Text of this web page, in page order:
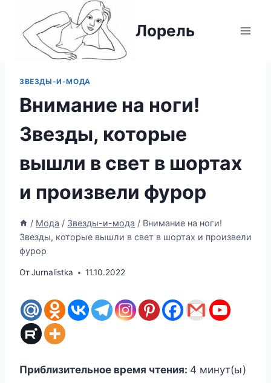
содержимому
Лорель
ЗВЕЗДЫ-И-МОДА
Внимание на ноги!
Звезды, которые
вышли в свет в шортах
и произвели фурор
/ Мода / Звезды-и-мода / Внимание на ноги!
Звезды, которые вышли в свет в шортах и произвели
фурор
ОтJurnalistka 11.10.2022
Приблизительное время чтения: 4 минут(ы)